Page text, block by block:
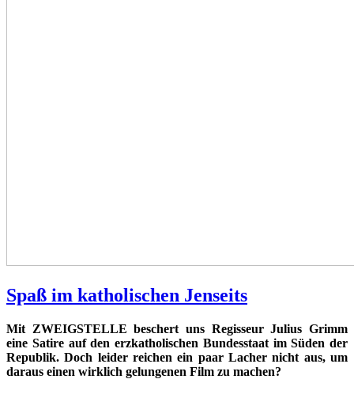
Spaß im katholischen Jenseits
Mit ZWEIGSTELLE beschert uns Regisseur Julius Grimm
eine Satire auf den erzkatholischen Bundesstaat im Süden der
Republik. Doch leider reichen ein paar Lacher nicht aus, um
daraus einen wirklich gelungenen Film zu machen?